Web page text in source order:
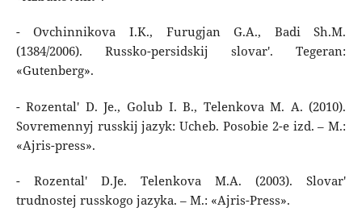
- Ovchinnikova I.K., Furugjan G.A., Badi Sh.M.
(1384/2006). Russko-persidskij slovar'. Tegeran:
«Gutenberg».
- Rozental' D. Je., Golub I. B., Telenkova M. A. (2010).
Sovremennyj russkij jazyk: Ucheb. Posobie 2-e izd. – M.:
«Ajris-press».
- Rozental' D.Je. Telenkova M.A. (2003). Slovar'
trudnostej russkogo jazyka. – M.: «Ajris-Press».